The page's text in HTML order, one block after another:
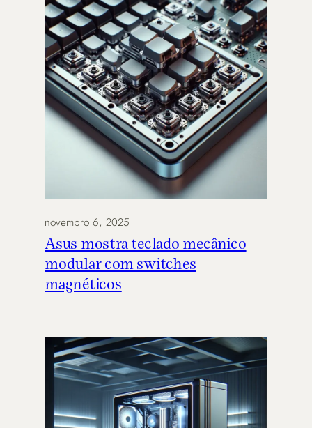
novembro 6, 2025
Asus mostra teclado mecânico
modular com switches
magnéticos